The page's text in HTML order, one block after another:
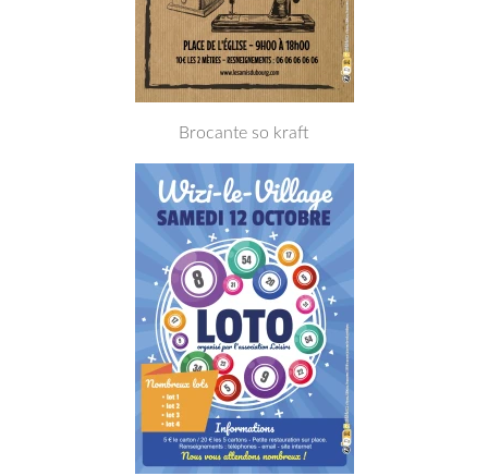
Brocante so kraft